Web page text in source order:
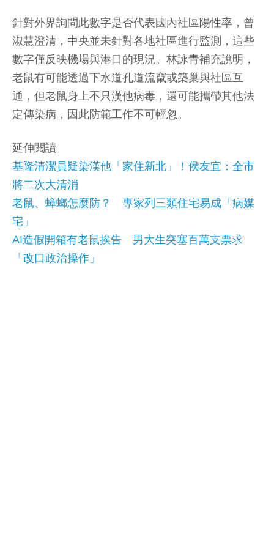
針對外界詢問此數字是否代表國內社區陽性率，曾
淑慧澄清，中央並未針對各地社區進行監測，這些
數字僅反映機場與港口的現況。林詠青補充說明，
老鼠有可能透過下水道孔道流竄或築巢與社區互
通，但老鼠身上不只漢他病毒，還可能攜帶其他法
定傳染病，因此防範工作不可輕忽。
延伸閱讀
基隆清潔員疑染漢他「家住新北」！侯友宜：全市
將二次大清消
老鼠、蟑螂怎麼防？ 專家列三類住宅易成「病媒
宅」
AI造假開箱有老鼠挨告 男大生突塞百萬支票求
「改口政治操作」